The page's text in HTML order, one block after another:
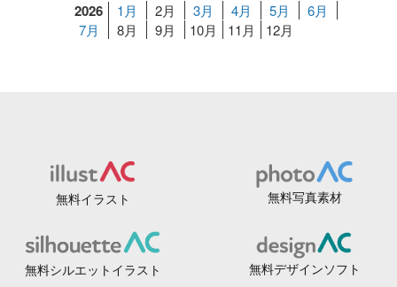
2026 1月 2月 3月 4月 5月
6月
7月
8月 9月 10月 11月 12月
無料イラスト 無料写真素材
無料シルエットイラスト 無料デザインソフト